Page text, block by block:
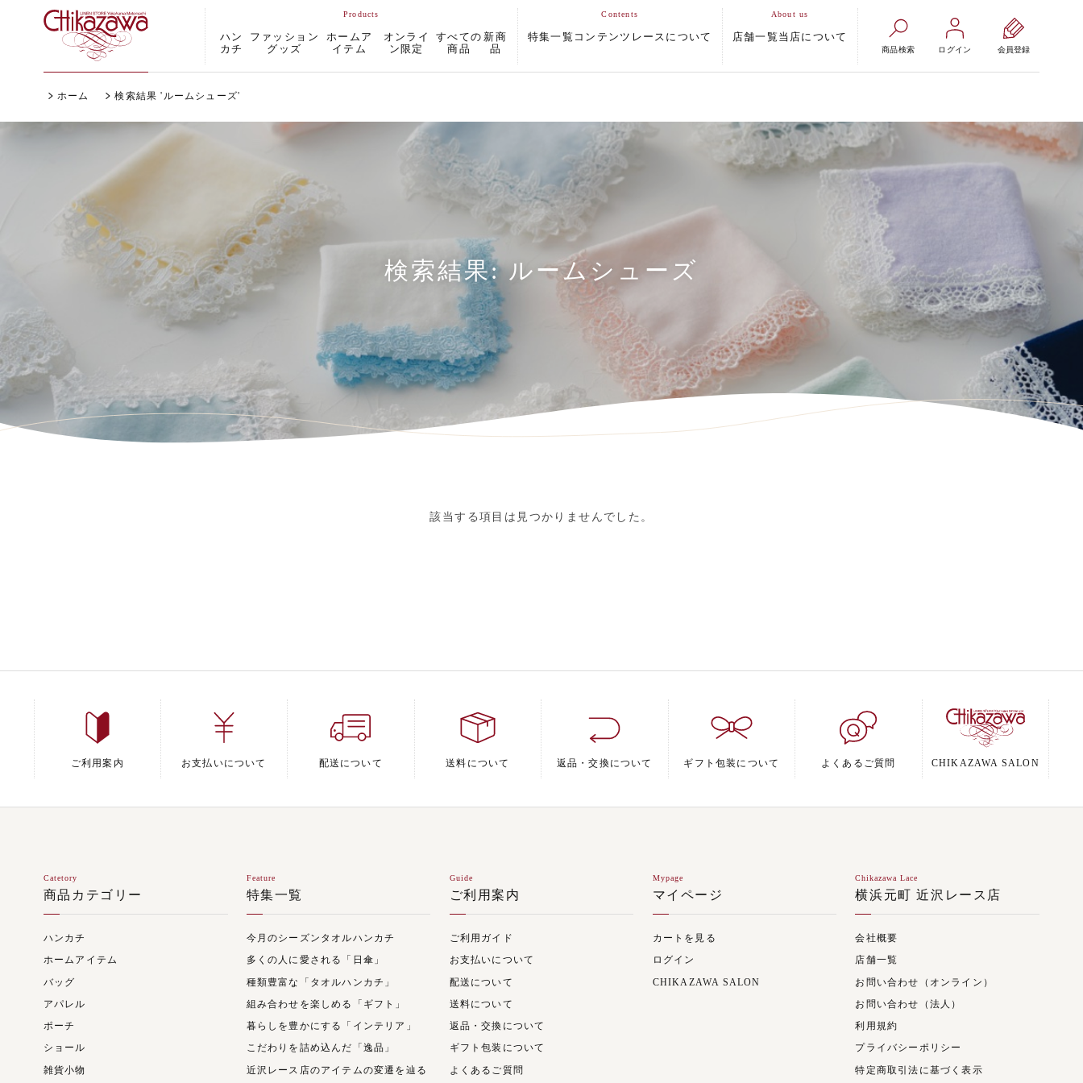
ハン
カチ
ファッション
グッズ
ホームア
イテム
オンライ
ン限定
すべての
商品
新商
品
特集一覧 コンテンツ レースについて 店舗一覧 当店について
商品検索 ログイン 会員登録
ホーム 検索結果 'ルームシューズ'
検索結果:ルームシューズ
該当する項目は見つかりませんでした。
ご利用案内 お支払いについて 配送について 送料について 返品・交換について ギフト包装について よくあるご質問 CHIKAZAWA SALON
Catetory
商品カテゴリー
ハンカチ
ホームアイテム
バッグ
アパレル
ポーチ
ショール
雑貨小物
Feature
特集一覧
今月のシーズンタオルハンカチ
多くの人に愛される「日傘」
種類豊富な「タオルハンカチ」
組み合わせを楽しめる「ギフト」
暮らしを豊かにする「インテリア」
こだわりを詰め込んだ「逸品」
近沢レース店のアイテムの変遷を辿る
Guide
ご利用案内
ご利用ガイド
お支払いについて
配送について
送料について
返品・交換について
ギフト包装について
よくあるご質問
Mypage
マイページ
カートを見る
ログイン
CHIKAZAWA SALON
Chikazawa Lace
横浜元町 近沢レース店
会社概要
店舗一覧
お問い合わせ（オンライン）
お問い合わせ（法人）
利用規約
プライバシーポリシー
特定商取引法に基づく表示